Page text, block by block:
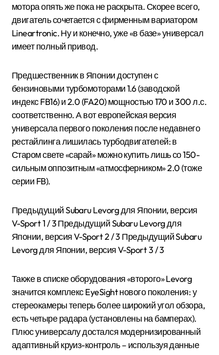
мотора опять же пока не раскрыта. Скорее всего,
двигатель сочетается с фирменным вариатором
Lineartronic. Ну и конечно, уже «в базе» универсал
имеет полный привод.
Предшественник в Японии доступен с
бензиновыми турбомоторами 1.6 (заводской
индекс FB16) и 2.0 (FA20) мощностью 170 и 300 л.с.
соответственно. А вот европейская версия
универсала первого поколения после недавнего
рестайлинга лишилась турбодвигателей: в
Старом свете «сарай» можно купить лишь со 150-
сильным оппозитным «атмосферником» 2.0 (тоже
серии FB).
Предыдущий Subaru Levorg для Японии, версия
V-Sport1/ 3 Предыдущий Subaru Levorg для
Японии, версия V-Sport2/ 3 Предыдущий Subaru
Levorg для Японии, версия V-Sport3/ 3
Также в списке оборудования «второго» Levorg
значится комплекс EyeSight нового поколения: у
стереокамеры теперь более широкий угол обзора,
есть четыре радара (установлены на бамперах).
Плюс универсалу достался модернизированный
адаптивный круиз-контроль – используя данные